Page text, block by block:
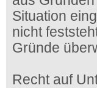
Situation
nicht
Gründe
Recht auf